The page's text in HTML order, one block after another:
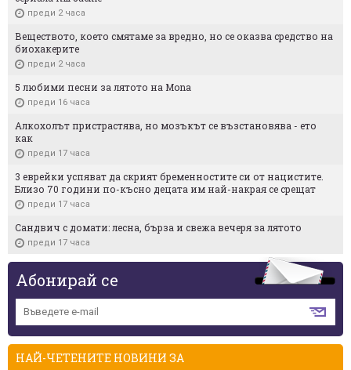
преди 2 часа
Веществото, което смятаме за вредно, но се оказва средство на
биохакерите
преди 2 часа
5 любими песни за лятото на Mona
преди 16 часа
Алкохолът пристрастява, но мозъкът се възстановява - ето
как
преди 17 часа
3 еврейки успяват да скрият бременностите си от нацистите.
Близо 70 години по-късно децата им най-накрая се срещат
преди 17 часа
Сандвич с домати: лесна, бърза и свежа вечеря за лятото
преди 17 часа
Абонирай се
НАЙ-ЧЕТЕНИТЕ НОВИНИ ЗА